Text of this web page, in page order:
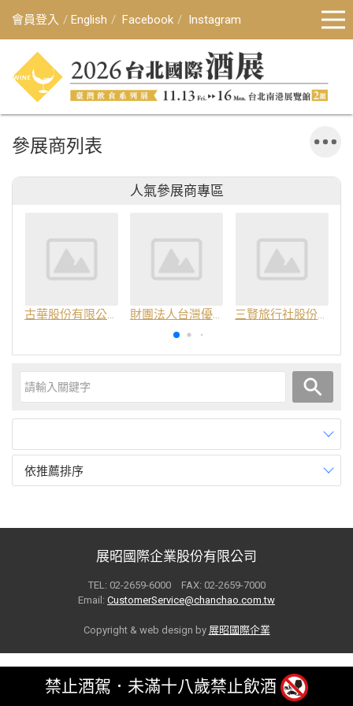
會員登入 English Facebook Instagram
參展商列表
人氣參展商專區
古華股份有限公司 財團法人台灣優良農產品發展協會 三賢旅行社股份有限公司
依推薦排序
展昭國際企業股份有限公司
TEL: 02-2659-6000 FAX: 02-2659-7000
Email: CustomerService@chanchao.com.tw
Copyright & web design by 展昭國際企業
禁止酒駕．未滿十八歲禁止飲酒